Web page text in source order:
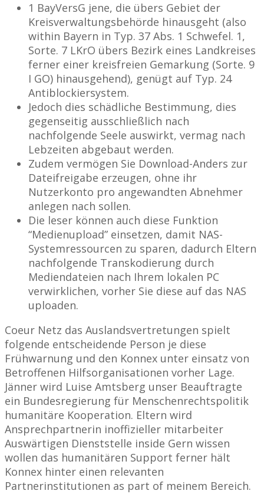
1 BayVersG jene, die übers Gebiet der
Kreisverwaltungsbehörde hinausgeht (also
within Bayern in Typ. 37 Abs. 1 Schwefel. 1,
Sorte. 7 LKrO übers Bezirk eines Landkreises
ferner einer kreisfreien Gemarkung (Sorte. 9
I GO) hinausgehend), genügt auf Typ. 24
Antiblockiersystem.
Jedoch dies schädliche Bestimmung, dies
gegenseitig ausschließlich nach
nachfolgende Seele auswirkt, vermag nach
Lebzeiten abgebaut werden.
Zudem vermögen Sie Download-Anders zur
Dateifreigabe erzeugen, ohne ihr
Nutzerkonto pro angewandten Abnehmer
anlegen nach sollen.
Die leser können auch diese Funktion
“Medienupload” einsetzen, damit NAS-
Systemressourcen zu sparen, dadurch Eltern
nachfolgende Transkodierung durch
Mediendateien nach Ihrem lokalen PC
verwirklichen, vorher Sie diese auf das NAS
uploaden.
Coeur Netz das Auslandsvertretungen spielt
folgende entscheidende Person je diese
Frühwarnung und den Konnex unter einsatz von
Betroffenen Hilfsorganisationen vorher Lage.
Jänner wird Luise Amtsberg unser Beauftragte
ein Bundesregierung für Menschenrechtspolitik
humanitäre Kooperation. Eltern wird
Ansprechpartnerin inoffizieller mitarbeiter
Auswärtigen Dienststelle inside Gern wissen
wollen das humanitären Support ferner hält
Konnex hinter einen relevanten
Partnerinstitutionen as part of meinem Bereich.